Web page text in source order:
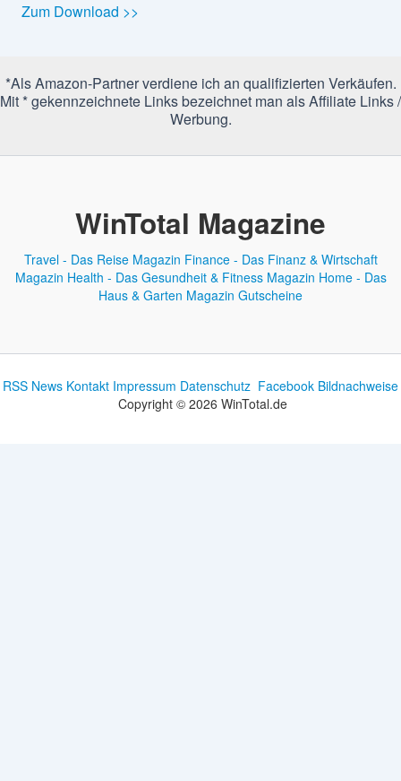
Zum Download >>
*Als Amazon-Partner verdiene ich an qualifizierten Verkäufen.
Mit * gekennzeichnete Links bezeichnet man als Affiliate Links /
Werbung.
WinTotal Magazine
Travel - Das Reise Magazin Finance - Das Finanz & Wirtschaft
Magazin Health - Das Gesundheit & Fitness Magazin Home - Das
Haus & Garten Magazin Gutscheine
RSS News Kontakt Impressum Datenschutz Facebook Bildnachweise
Copyright © 2026 WinTotal.de